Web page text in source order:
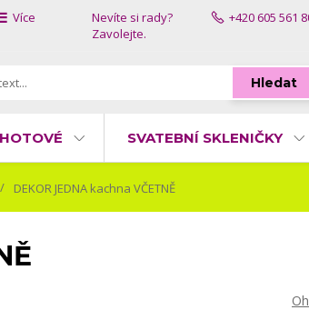
Více
Hledat
Nevíte si rady?
Zavolejte.
+420 605 561
SVATEBNÍ SKLENIČKY
DEKOR JEDNA kachna VČETNĚ